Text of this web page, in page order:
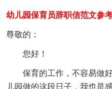
幼儿园保育员辞职信范文参
尊敬的：
您好！
保育的工作，不容易做好
儿园做的这段日子，我也是